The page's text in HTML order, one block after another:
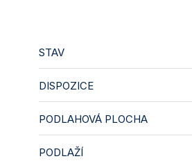
STAV
DISPOZICE
PODLAHOVÁ PLOCHA
PODLAŽÍ